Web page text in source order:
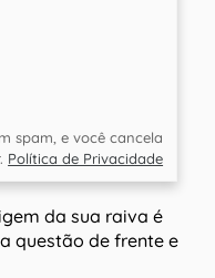
spam, e você cancela
Política de Privacidade
da sua raiva é
questão de frente e